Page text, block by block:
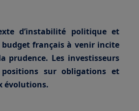
d’instabilité politique et
français à venir incite
prudence. Les investisseurs
sur obligations et
évolutions.